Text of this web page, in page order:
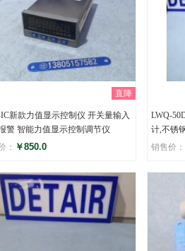
直降
新款力值显示控制仪 开关量输入
警 智能力值显示控制调节仪
： ￥850.0
()
LWQ-
计,不锈
销售价：
评分